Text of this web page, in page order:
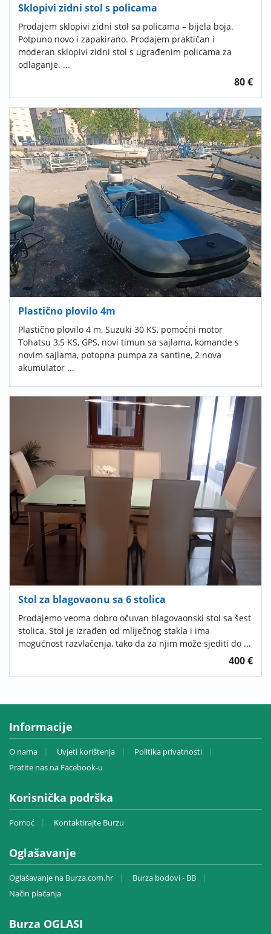
Sklopivi zidni stol s policama
Prodajem sklopivi zidni stol sa policama – bijela boja.
Potpuno novo i zapakirano. Prodajem praktičan i
moderan sklopivi zidni stol s ugrađenim policama za
odlaganje. ...
80 €
Plastično plovilo 4m
Plastično plovilo 4 m, Suzuki 30 KS, pomoćni motor
Tohatsu 3,5 KS, GPS, novi timun sa sajlama, komande s
novim sajlama, potopna pumpa za santine, 2 nova
akumulator ...
Stol za blagovaonu sa 6 stolica
Prodajemo veoma dobro očuvan blagovaonski stol sa šest
stolica. Stol je izrađen od mliječnog stakla i ima
mogućnost razvlačenja, tako da za njim može sjediti do ...
400 €
Informacije
O nama Uvjeti korištenja
Politika privatnosti
Pratite nas na Facebook-u
Korisnička podrška
Pomoć Kontaktirajte Burzu
Oglašavanje
Oglašavanje na Burza.com.hr
Burza bodovi - BB
Način plaćanja
Burza OGLASI